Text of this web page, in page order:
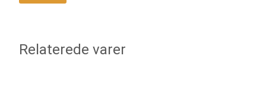
Relaterede varer